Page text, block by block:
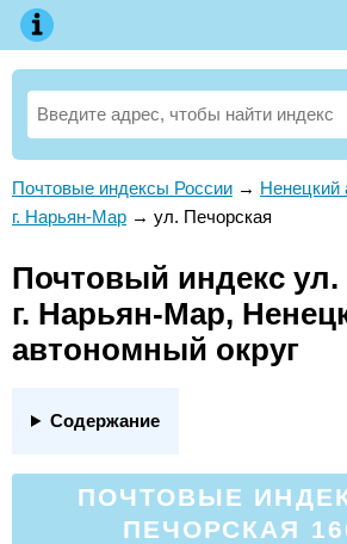
Почтовые индексы России → Ненецкий
г. Нарьян-Мар → ул. Печорская
Почтовый индекс ул.
г. Нарьян-Мар,
автономный округ
Содержание
ПОЧТОВЫЕ
ПЕЧОРСКАЯ